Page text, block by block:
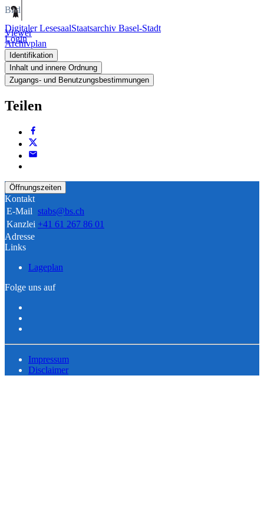
Digitaler LesesaalStaatsarchiv Basel-Stadt
Login
Bild
Viewer
Archivplan
Identifikation
Inhalt und innere Ordnung
Zugangs- und Benutzungsbestimmungen
Teilen
Öffnungszeiten
Kontakt
E-Mail stabs@bs.ch
Kanzlei +41 61 267 86 01
Adresse
Links
Lageplan
Folge uns auf
Impressum
Disclaimer